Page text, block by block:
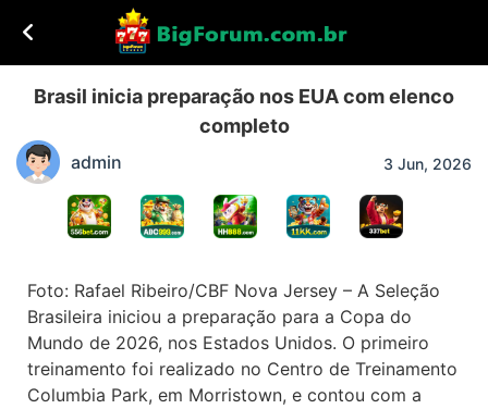
Brasil inicia preparação nos EUA com elenco
completo
admin 3 Jun, 2026
Foto: Rafael Ribeiro/CBF Nova Jersey – A Seleção
Brasileira iniciou a preparação para a Copa do
Mundo de 2026, nos Estados Unidos. O primeiro
treinamento foi realizado no Centro de Treinamento
Columbia Park, em Morristown, e contou com a